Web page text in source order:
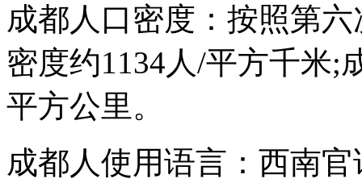
成都人口密度：按照第
密度约1134人/平方千米;
平方公里。
成都人使用语言：西南